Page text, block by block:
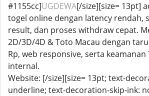
#1155cc]UGDEWA[/size][size= 13pt]
togel online dengan latency rendah,
result, dan proses withdraw cepat.
2D/3D/4D & Toto Macau dengan
Rp, web responsive, serta keamanan
internal.
Website: [/size][size= 13pt; text-
underline; text-decoration-skip-ink: